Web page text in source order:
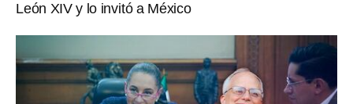
León XIV y lo invitó a México